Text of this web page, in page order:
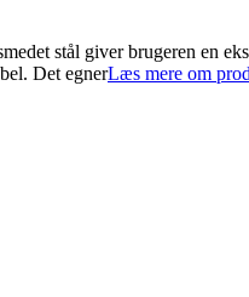
stål giver brugeren en
Det egnerLæs mere om